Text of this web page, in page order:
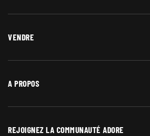
Protection Acheteur
Paiement
VENDRE
Vendez vos bijoux en or
A PROPOS
Qui sommes-nous ?
Contactez-nous
REJOIGNEZ LA COMMUNAUTÉ ADORE